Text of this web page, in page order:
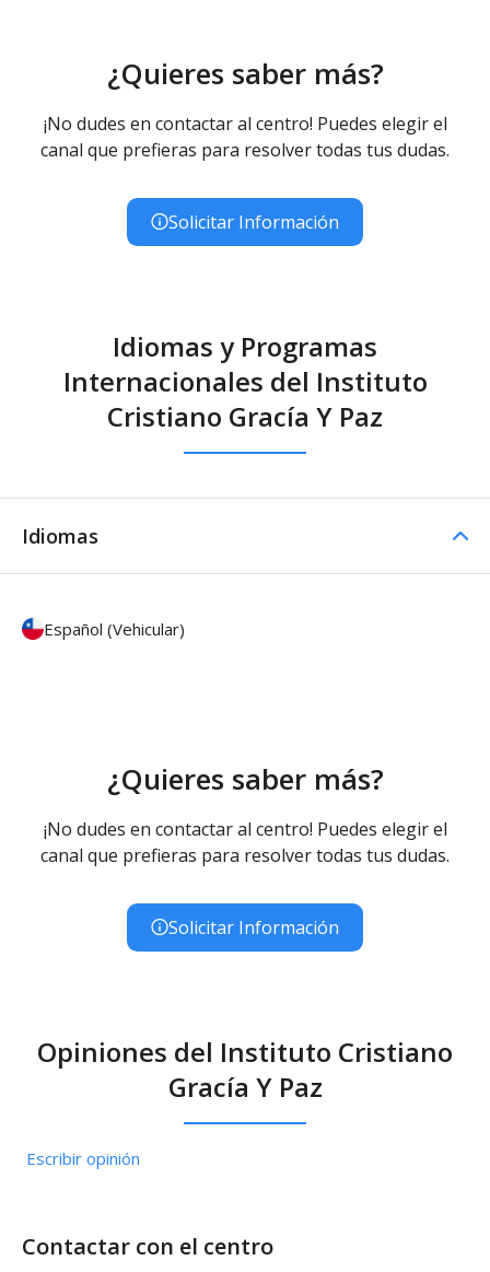
¿Quieres saber más?
¡No dudes en contactar al centro! Puedes elegir el
canal que prefieras para resolver todas tus dudas.
Solicitar Información
Idiomas y Programas
Internacionales del Instituto
Cristiano Gracía Y Paz
Idiomas
Español (Vehicular)
¿Quieres saber más?
¡No dudes en contactar al centro! Puedes elegir el
canal que prefieras para resolver todas tus dudas.
Solicitar Información
Opiniones del Instituto Cristiano
Gracía Y Paz
Escribir opinión
Contactar con el centro